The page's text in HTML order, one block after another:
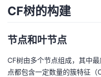
CF树的构建
节点和叶节点
CF树由多个节点组成，其中
点都包含一定数量的簇特征（